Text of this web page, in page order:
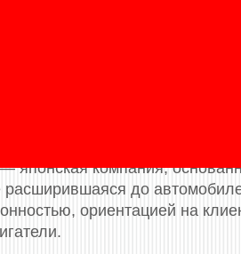
сервисная компания
Wagon, Ertiga, Escudo,
японская компания,
расширившаяся до
ориентацией на